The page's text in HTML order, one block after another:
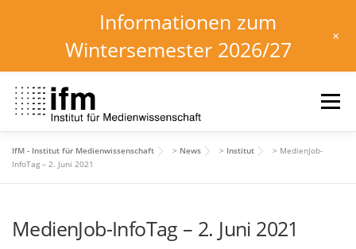
Inhalt
springen
Menü
HOME NEWS
INSTITUT FORSCHUNG DOWNLOADS
IfM - Institut für Medienwissenschaft > News > Institut > MedienJob-
InfoTag – 2. Juni 2021
MedienJob-InfoTag – 2. Juni 2021
Informationen zum
Wintersemester 2026/27
+